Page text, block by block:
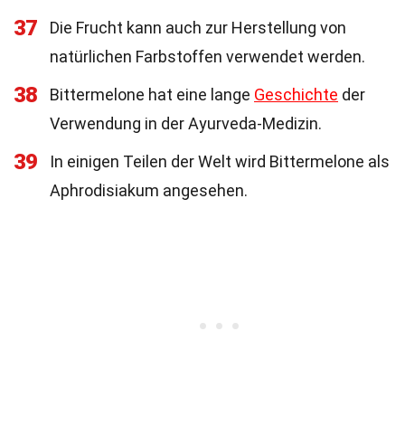
37
Die Frucht kann auch zur Herstellung von
natürlichen Farbstoffen verwendet werden.
38 Bittermelone hat eine lange Geschichte der
Verwendung in der Ayurveda-Medizin.
39
In einigen Teilen der Welt wird Bittermelone als
Aphrodisiakum angesehen.